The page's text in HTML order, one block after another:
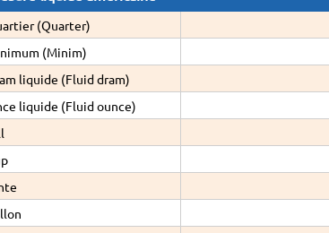
(Quarter)
(Minim)
liquide (Fluid dram)
liquide (Fluid ounce)